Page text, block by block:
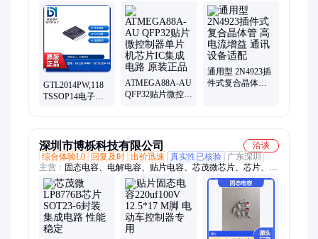
GTL2014PW,118
TSSOP14电子元
ATMEGA88A-AU
QFP32贴片微控制
通用型 2N4923插
件式复合晶体管
深圳市博栎科技有限公司
洽谈
综合体验L0
回复及时 出价迅速 真实性已核验
广东深圳
主营： 固态电容、电解电容、贴片电容、芯茂微芯片、芯片、充
电器、移动电源、快充、电源、贴片固态电容、电机控制器、电
源板